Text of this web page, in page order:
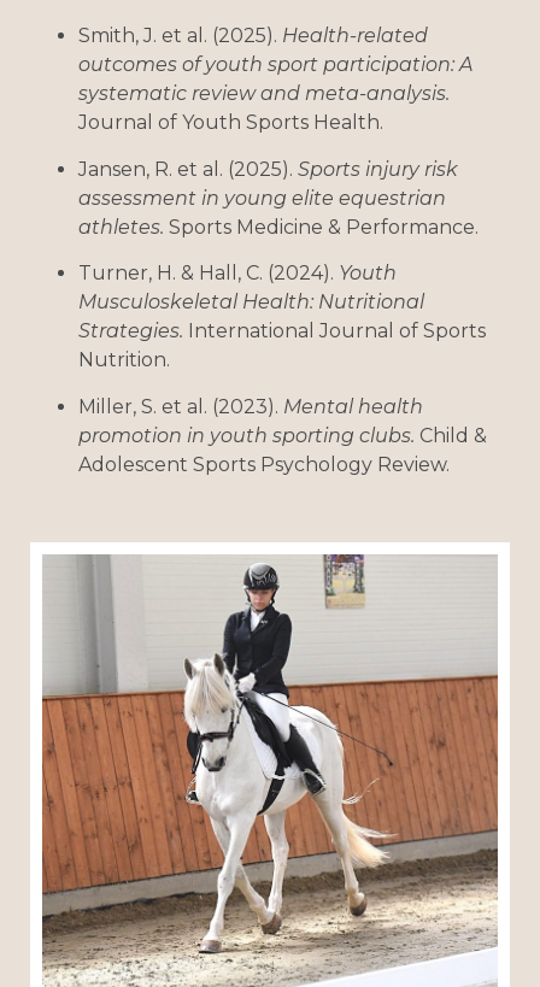
Smith, J. et al. (2025). Health-related
outcomes of youth sport participation: A
systematic review and meta-analysis.
Journal of Youth Sports Health.
Jansen, R. et al. (2025). Sports injury risk
assessment in young elite equestrian
athletes. Sports Medicine & Performance.
Turner, H. & Hall, C. (2024). Youth
Musculoskeletal Health: Nutritional
Strategies. International Journal of Sports
Nutrition.
Miller, S. et al. (2023). Mental health
promotion in youth sporting clubs. Child &
Adolescent Sports Psychology Review.